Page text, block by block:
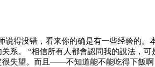
说得没错，看来你的确是有一些经验的
系。 “相信所有人都會認同我的說法，可
失望。而且——不知道能不能吃得下飯